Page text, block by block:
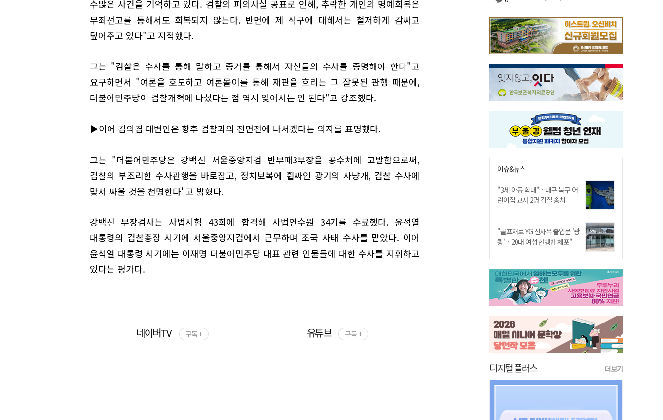
수많은 사건을 기억하고 있다. 검찰의 피의사실 공표로 인해, 추락한 개인의 명예회복은
무죄선고를 통해서도 회복되지 않는다. 반면에 제 식구에 대해서는 철저하게 감싸고
덮어주고 있다"고 지적했다.
그는 "검찰은 수사를 통해 말하고 증거를 통해서 자신들의 수사를 증명해야 한다"고
요구하면서 "여론을 호도하고 여론몰이를 통해 재판을 흐리는 그 잘못된 관행 때문에,
더불어민주당이 검찰개혁에 나섰다는 점 역시 잊어서는 안 된다"고 강조했다.
▶이어 김의겸 대변인은 향후 검찰과의 전면전에 나서겠다는 의지를 표명했다.
그는 "더불어민주당은 강백신 서울중앙지검 반부패3부장을 공수처에 고발함으로써,
검찰의 부조리한 수사관행을 바로잡고, 정치보복에 휩싸인 광기의 사냥개, 검찰 수사에
맞서 싸울 것을 천명한다"고 밝혔다.
강백신 부장검사는 사법시험 43회에 합격해 사법연수원 34기를 수료했다. 윤석열
대통령의 검찰총장 시기에 서울중앙지검에서 근무하며 조국 사태 수사를 맡았다. 이어
윤석열 대통령 시기에는 이재명 더불어민주당 대표 관련 인물들에 대한 수사를 지휘하고
있다는 평가다.
네이버TV 구독 + 유튜브 구독 +
이슈&뉴스
"3세 아동 학대"…대구 북구 어
린이집 교사 2명 검찰 송치
"골프채로 YG 신사옥 출입문 '쾅
쾅'…20대 여성 현행범 체포"
디지털 플러스 더보기